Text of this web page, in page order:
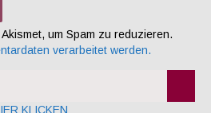
um Spam zu reduzieren.
verarbeitet werden.
KLICKEN